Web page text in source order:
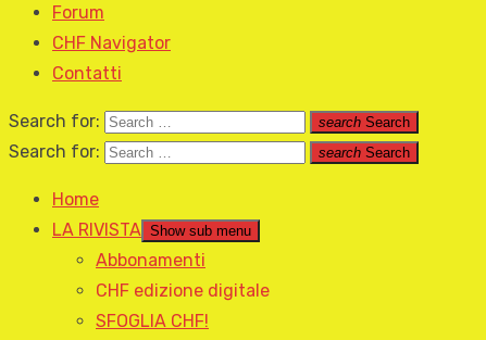
Forum
CHF Navigator
Contatti
Search for: search Search
Search for: search Search
Home
LA RIVISTA Show sub menu
Abbonamenti
CHF edizione digitale
SFOGLIA CHF!